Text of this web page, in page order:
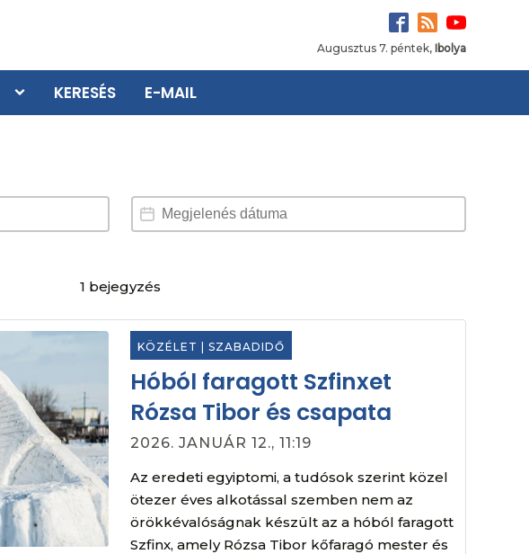
Augusztus 7. péntek, Ibolya
KERESÉS E-MAIL
Dátum választó
Date
1 bejegyzés
KÖZÉLET |SZABADIDŐ
Hóból faragott Szfinxet
Rózsa Tibor és csapata
2026. JANUÁR 12., 11:19
Az eredeti egyiptomi, a tudósok szerint közel
ötezer éves alkotással szemben nem az
örökkévalóságnak készült az a hóból faragott
Szfinx, amely Rózsa Tibor kőfaragó mester és